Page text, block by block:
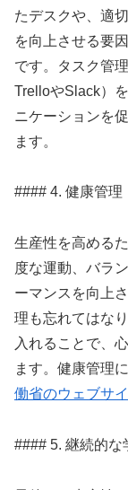
たデスクや、適
を向上させる要
です。タスク管
TrelloやSlack）
ニケーションを
ます。
#### 4. 健康管理
生産性を高める
度な運動、バラ
ーマンスを向上
理も忘れてはな
入れることで、
ます。健康管理
働省のウェブサ
#### 5. 継続的な